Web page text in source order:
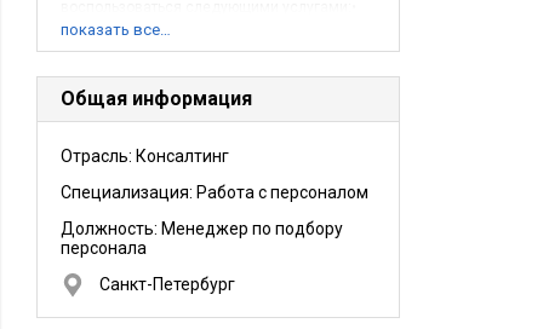
Подбор менеджеров высшего звена и
типовые позиции;• Привлечение временного
персонала и массовый подбор.
показать все…
Общая информация
Отрасль: Консалтинг
Специализация: Работа с персоналом
Должность: Менеджер по подбору
персонала
Санкт-Петербург